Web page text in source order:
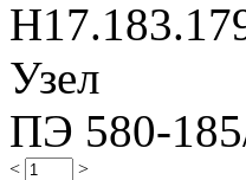
Узел
ПЭ 580-
< >